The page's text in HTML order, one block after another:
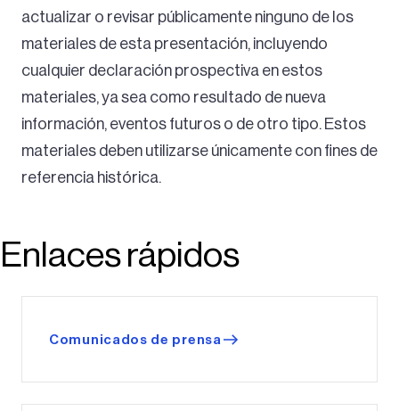
actualizar o revisar públicamente ninguno de los
materiales de esta presentación, incluyendo
cualquier declaración prospectiva en estos
materiales, ya sea como resultado de nueva
información, eventos futuros o de otro tipo. Estos
materiales deben utilizarse únicamente con fines de
referencia histórica.
Enlaces rápidos
Comunicados de prensa